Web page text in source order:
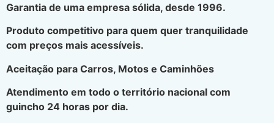
Garantia de uma empresa sólida, desde 1996.
Produto competitivo para quem quer tranquilidade
com preços mais acessíveis.
Aceitação para Carros, Motos e Caminhões
Atendimento em todo o território nacional com
guincho 24 horas por dia.